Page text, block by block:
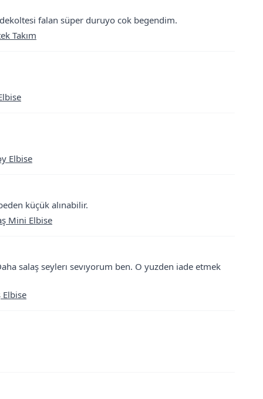
dekoltesi falan süper duruyo cok begendim.
Takım
Elbise
küçük alınabilir.
Mini Elbise
salaş seylerı sevıyorum ben. O yuzden iade etmek
Elbise